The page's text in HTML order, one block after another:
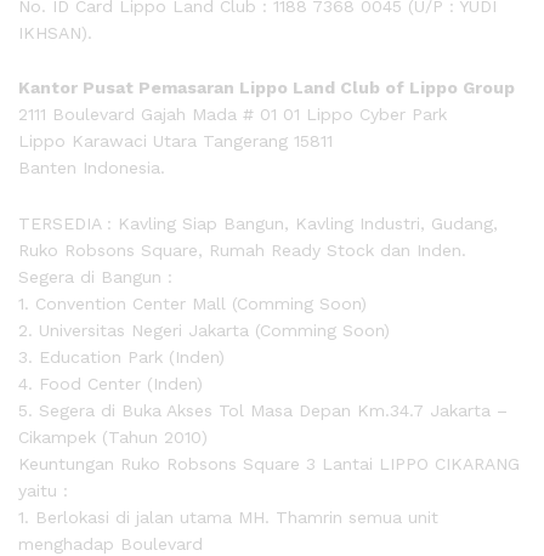
No. ID Card Lippo Land Club : 1188 7368 0045 (U/P : YUDI
IKHSAN).
Kantor Pusat Pemasaran Lippo Land Club of Lippo Group
2111 Boulevard Gajah Mada # 01 01 Lippo Cyber Park
Lippo Karawaci Utara Tangerang 15811
Banten Indonesia.
TERSEDIA : Kavling Siap Bangun, Kavling Industri, Gudang,
Ruko Robsons Square, Rumah Ready Stock dan Inden.
Segera di Bangun :
1. Convention Center Mall (Comming Soon)
2. Universitas Negeri Jakarta (Comming Soon)
3. Education Park (Inden)
4. Food Center (Inden)
5. Segera di Buka Akses Tol Masa Depan Km.34.7 Jakarta –
Cikampek (Tahun 2010)
Keuntungan Ruko Robsons Square 3 Lantai LIPPO CIKARANG
yaitu :
1. Berlokasi di jalan utama MH. Thamrin semua unit
menghadap Boulevard